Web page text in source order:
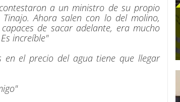
a un ministro de su propio
Ahora salen con lo del molino,
de sacar adelante, era mucho
increíble"
en el precio del agua tiene que llegar